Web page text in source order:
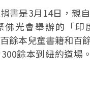
書是3月14日，親
佛光會舉辦的「印
餘本兒童書籍和百
餘本到紐約道場